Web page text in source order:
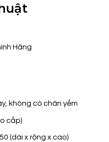
Hãng
không có chân yếm
cấp)
(dài x rộng x cao)